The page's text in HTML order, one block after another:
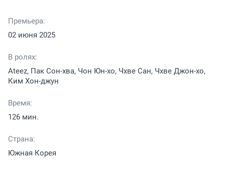
Премьера:
02 июня 2025
В ролях:
Ateez, Пак Сон-хва, Чон Юн-хо, Чхве Сан, Чхве Джон-хо,
Ким Хон-джун
Время:
126 мин.
Страна:
Южная Корея